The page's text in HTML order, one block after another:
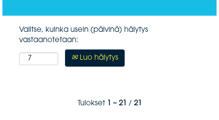
Valitse, kuinka usein (päivinä) hälytys
vastaanotetaan:
Luo hälytys
Tulokset 1 – 21 / 21